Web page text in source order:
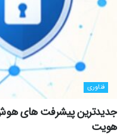
فناوری
جدیدترین پیشرفت های
هویت